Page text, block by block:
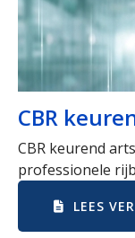
CBR
CBR keurend
professionele
LEES